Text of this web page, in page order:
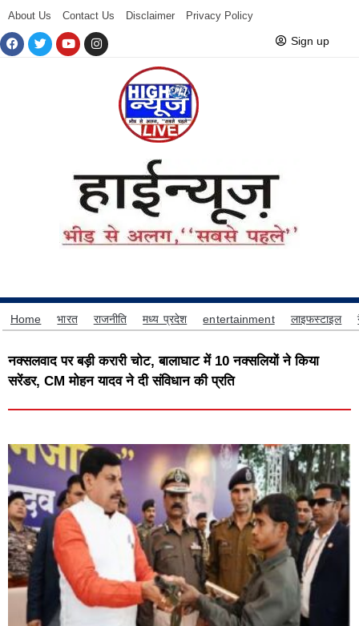
About Us Contact Us Disclaimer Privacy Policy
Sign up
Home भारत राजनीति मध्य प्रदेश entertainment लाइफस्टाइल
नक्सलवाद पर बड़ी करारी चोट, बालाघाट में 10 नक्सलियों ने किया
सरेंडर, CM मोहन यादव ने दी संविधान की प्रति